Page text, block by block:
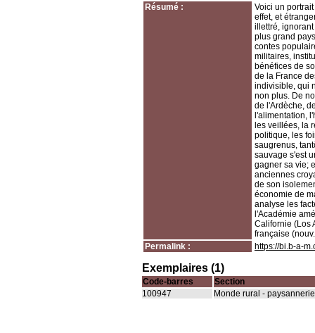
Résumé :
Voici un
effet, et
illettré,
plus grand
contes
militaires,
bénéfices de
de la France
indivisible, qui
non plus. De
de l'Ardèche,
l'alimentation,
les veillées, la
politique, les
saugrenus,
sauvage s'est
gagner sa vie;
anciennes
de son
économie de
analyse les
l'Académie
Californie (Los
française
Permalink :
https://bi.b-a-
Exemplaires (1)
Code-barres
Section
100947
Monde rural - paysannerie